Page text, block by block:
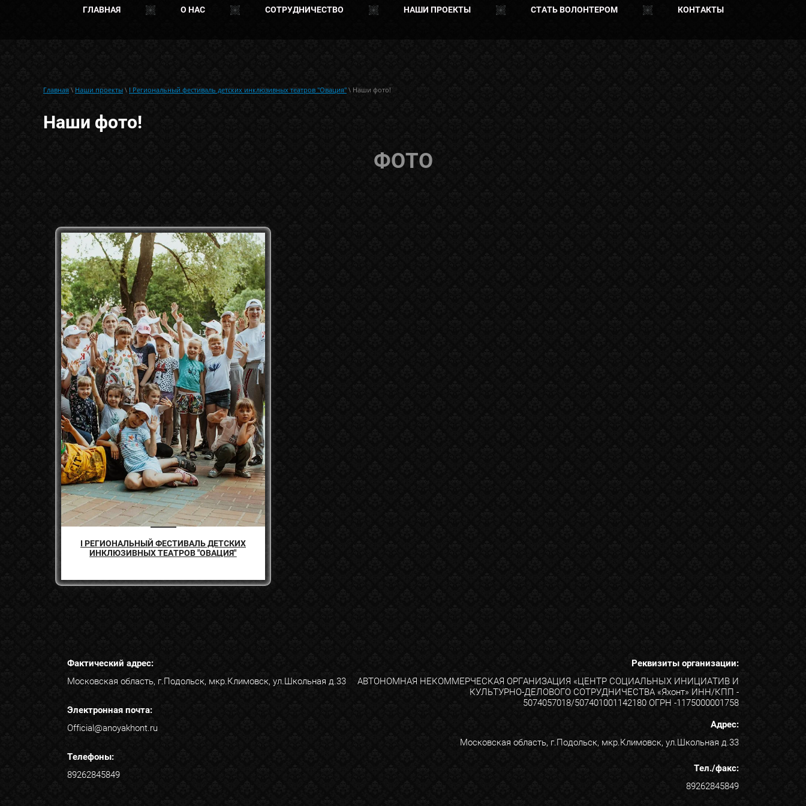
ГЛАВНАЯ О НАС СОТРУДНИЧЕСТВО НАШИ ПРОЕКТЫ СТАТЬ ВОЛОНТЕРОМ КОНТАКТЫ
Главная \ Наши проекты \ I Региональный фестиваль детских инклюзивных театров "Овация" \ Наши фото!
Наши фото!
ФОТО
I РЕГИОНАЛЬНЫЙ ФЕСТИВАЛЬ ДЕТСКИХ
ИНКЛЮЗИВНЫХ ТЕАТРОВ "ОВАЦИЯ"
Фактический адрес:
Московская область, г.Подольск, мкр.Климовск, ул.Школьная д.33
Электронная почта:
Official@anoyakhont.ru
Телефоны:
89262845849
Реквизиты организации:
АВТОНОМНАЯ НЕКОММЕРЧЕСКАЯ ОРГАНИЗАЦИЯ «ЦЕНТР СОЦИАЛЬНЫХ ИНИЦИАТИВ И
КУЛЬТУРНО-ДЕЛОВОГО СОТРУДНИЧЕСТВА «Яхонт» ИНН/КПП -
5074057018/507401001142180 ОГРН -1175000001758
Адрес:
Московская область, г.Подольск, мкр.Климовск, ул.Школьная д.33
Тел./факс:
89262845849